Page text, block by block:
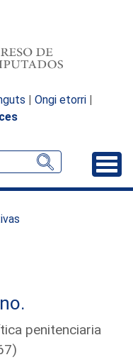
| Ongi etorri |
penitenciaria